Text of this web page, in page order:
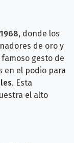
, donde los
de oro y
gesto de
en el podio para
. Esta
el alto